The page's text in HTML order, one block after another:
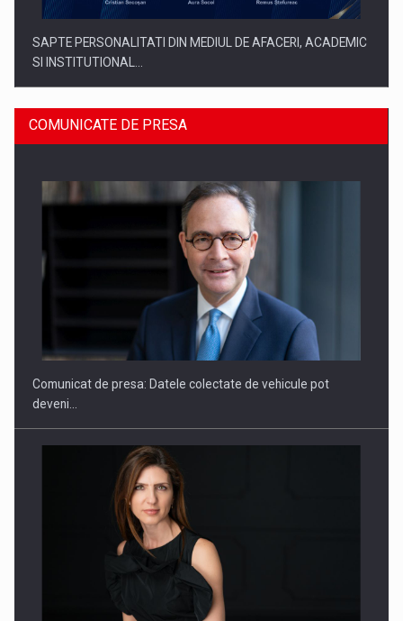
SAPTE PERSONALITATI DIN MEDIUL DE AFACERI, ACADEMIC
SI INSTITUTIONAL…
SYCLEF isi consolideaza prezenta in Romania printr-o a
Fondul de investitii BoldMind si echipa de management a…
COMUNICATE DE PRESA
Comunicat de presa: Datele colectate de vehicule pot
deveni…